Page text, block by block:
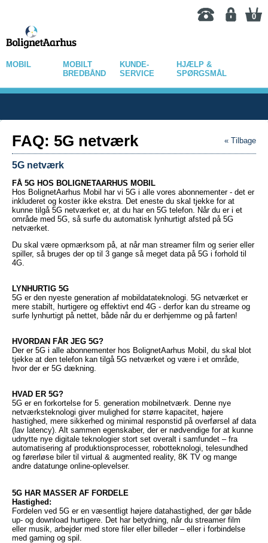
0
MOBIL
MOBILT
BREDBÅND
KUNDE-
SERVICE
HJÆLP &
SPØRGSMÅL
FAQ: 5G netværk « Tilbage
5G netværk
FÅ 5G HOS BOLIGNETAARHUS MOBIL
Hos BolignetAarhus Mobil har vi 5G i alle vores abonnementer - det er
inkluderet og koster ikke ekstra. Det eneste du skal tjekke for at
kunne tilgå 5G netværket er, at du har en 5G telefon. Når du er i et
område med 5G, så surfe du automatisk lynhurtigt afsted på 5G
netværket.
Du skal være opmærksom på, at når man streamer film og serier eller
spiller, så bruges der op til 3 gange så meget data på 5G i forhold til
4G.
LYNHURTIG 5G
5G er den nyeste generation af mobildatateknologi. 5G netværket er
mere stabilt, hurtigere og effektivt end 4G - derfor kan du streame og
surfe lynhurtigt på nettet, både når du er derhjemme og på farten!
HVORDAN FÅR JEG 5G?
Der er 5G i alle abonnementer hos BolignetAarhus Mobil, du skal blot
tjekke at den telefon kan tilgå 5G netværket og være i et område,
hvor der er 5G dækning.
HVAD ER 5G?
5G er en forkortelse for 5. generation mobilnetværk. Denne nye
netværksteknologi giver mulighed for større kapacitet, højere
hastighed, mere sikkerhed og minimal responstid på overførsel af data
(lav latency). Alt sammen egenskaber, der er nødvendige for at kunne
udnytte nye digitale teknologier stort set overalt i samfundet – fra
automatisering af produktionsprocesser, robotteknologi, telesundhed
og førerløse biler til virtual & augmented reality, 8K TV og mange
andre datatunge online-oplevelser.
5G HAR MASSER AF FORDELE
Hastighed:
Fordelen ved 5G er en væsentligt højere datahastighed, der gør både
up- og download hurtigere. Det har betydning, når du streamer film
eller musik, arbejder med store filer eller billeder – eller i forbindelse
med gaming og spil.